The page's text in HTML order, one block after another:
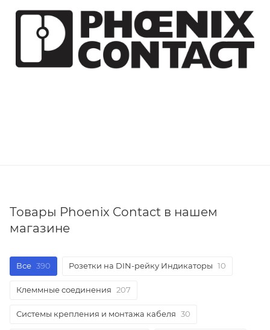
Товары Phoenix Contact в нашем
магазине
Все 390 Розетки на DIN-рейку Индикаторы 10
Клеммные соединения 207
Системы крепления и монтажа кабеля 30